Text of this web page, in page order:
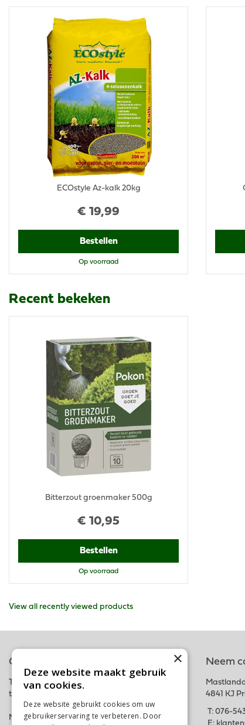
€ 19,99
ECOstyle Az-kalk 20kg
Bestellen
Op voorraad
Recent bekeken
€ 10,95
Bitterzout groenmaker 500g
Bestellen
Op voorraad
View all recently viewed products
Online tuincentrum
Tuincentrum Schalk is onderdeel van het fysieke
tuincentrum GroenRijk Schalk nabij Breda.
Met deze webshop hopen wij iedereen in zijn
Neem
4841 KJ
T: 076-
E:
×
Deze website maakt gebruik
van cookies.
Deze website gebruikt cookies om uw
gebruikerservaring te verbeteren. Door